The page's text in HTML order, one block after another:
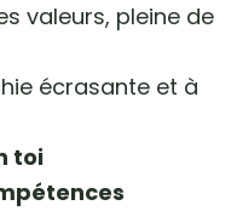
valeurs, pleine de
écrasante et à
toi